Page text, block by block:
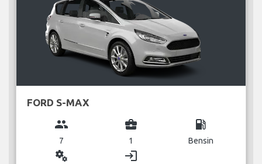
FORD S-MAX
group
7
business_center
1
local_gas_station
Bensin
miscellaneous_services login